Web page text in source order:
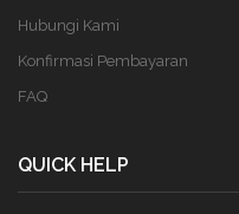
Hubungi Kami
Konfirmasi Pembayaran
FAQ
QUICK HELP